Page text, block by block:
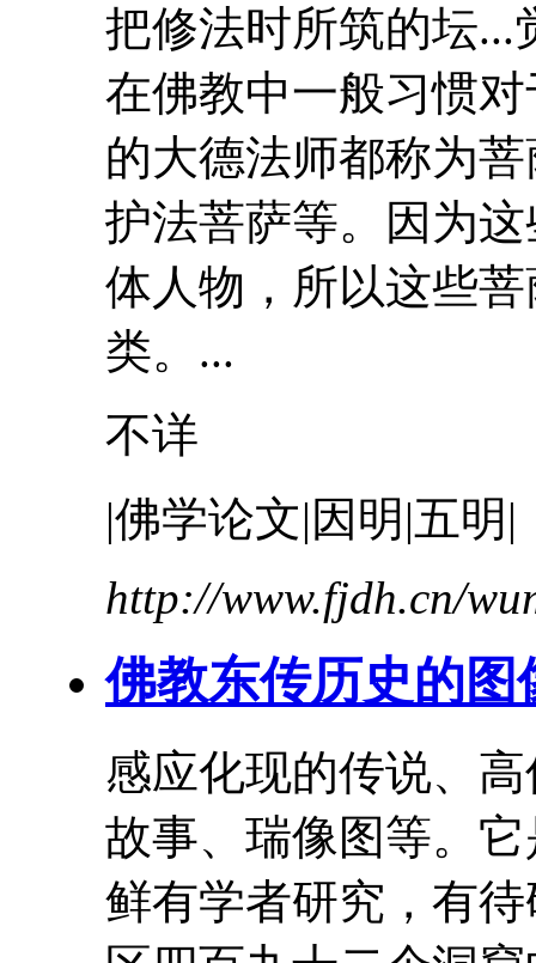
把修法时所筑的坛...
在佛教中一般习惯
的大德法师都称为
护法菩萨等。因为
体人物，所以这些
类。...
不详
|佛学论文|因明|五明|
http://www.fjdh.cn/
佛教东传历史的图
感应化现的传说、
故事、瑞像图等。
鲜有学者研究，有